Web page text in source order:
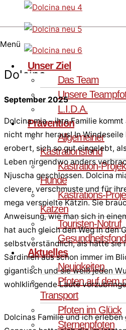
Menü
Unser Ziel
Das Team
Unsere
L.I.D.A.
Prävention
Allgemeiner
Kastrationsfond
Kastration-
Hunde
Kastrations-
Katzen
Touristen-Notruf
Aktuelles
Neuigkeiten
Pfoten auf dem
Transport
Pfoten im Glück
Sternenpfoten
Dolcina
September 2025
Dolcina mia – ihre Familie
nicht mehr heraus! In
erobert, sich so gut eingelebt,
Leben nirgendwo anders
Njuscha geschlossen. Dolcina
clevere, verschmuste und für
mega verspielte Kätzin. Sie
Anweisung, wie man sich in
hat auch gleich den Weg in den
selbstverständlich, als hätte sie
Sardinien aus schon immer im
gigantisch und sie weiß jeden
wohlklingende Laute
Dolcinas Familie und ich erleben